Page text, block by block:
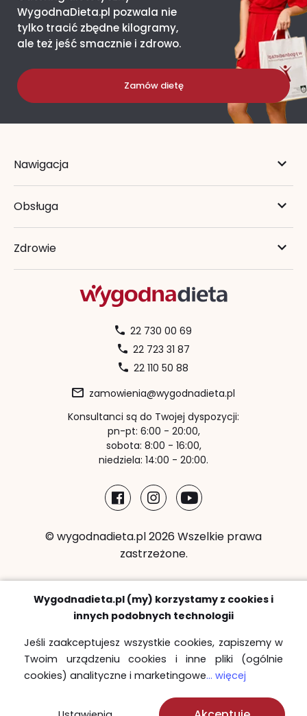
WygodnaDieta.pl pozwala nie
tylko tracić zbędne kilogramy,
ale też jeść smacznie i zdrowo.
Zamów dietę
Nawigacja
Obsługa
Zdrowie
22 730 00 69
22 723 31 87
22 110 50 88
zamowienia@wygodnadieta.pl
Konsultanci są do Twojej dyspozycji:
pn-pt: 6:00 - 20:00,
sobota: 8:00 - 16:00,
niedziela: 14:00 - 20:00.
© wygodnadieta.pl 2026 Wszelkie prawa
zastrzeżone.
Metody płatności:
Strefy bezpłatnych dostaw
Sprawdź
Wygodnadieta.pl (my) korzystamy z cookies i
innych podobnych technologii
Jeśli zaakceptujesz wszystkie cookies, zapiszemy w
Twoim urządzeniu cookies i inne pliki (ogólnie
cookies) analityczne i marketingowe... więcej